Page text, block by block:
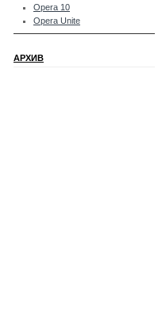
Opera 10
Opera Unite
АРХИВ